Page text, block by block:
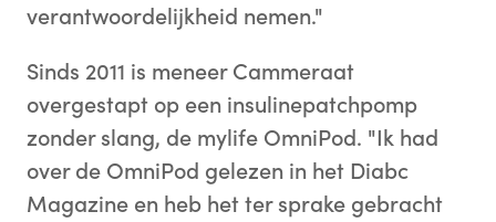
verantwoordelijkheid nemen."
Sinds 2011 is meneer Cammeraat
overgestapt op een insulinepatchpomp
zonder slang, de mylife OmniPod. "Ik had
over de OmniPod gelezen in het Diabc
Magazine en heb het ter sprake gebracht